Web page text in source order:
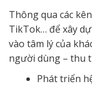
Thông qua các
TikTok… để xây
vào tâm lý của
người dùng – thu
Phát triển